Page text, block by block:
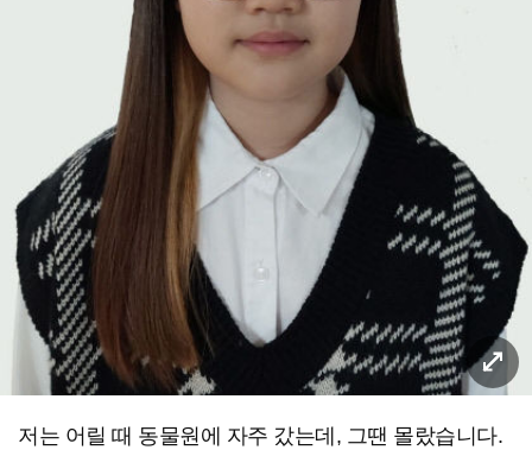
저는 어릴 때 동물원에 자주 갔는데, 그땐 몰랐습니다.